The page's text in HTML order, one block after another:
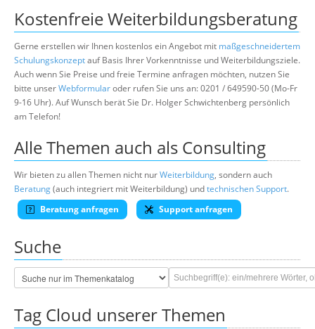
Kostenfreie Weiterbildungsberatung
Gerne erstellen wir Ihnen kostenlos ein Angebot mit maßgeschneidertem
Schulungskonzeptauf Basis Ihrer Vorkenntnisse und Weiterbildungsziele.
Auch wenn Sie Preise und freie Termine anfragen möchten, nutzen Sie
bitte unserWebformularoder rufen Sie uns an: 0201 / 649590-50 (Mo-Fr
9-16 Uhr). Auf Wunsch berät Sie Dr. Holger Schwichtenberg persönlich
am Telefon!
Alle Themen auch als Consulting
Wir bieten zu allen Themen nicht nurWeiterbildung, sondern auch
Beratung(auch integriert mit Weiterbildung) undtechnischen Support.
Beratung anfragen
Support anfragen
Suche
Tag Cloud unserer Themen